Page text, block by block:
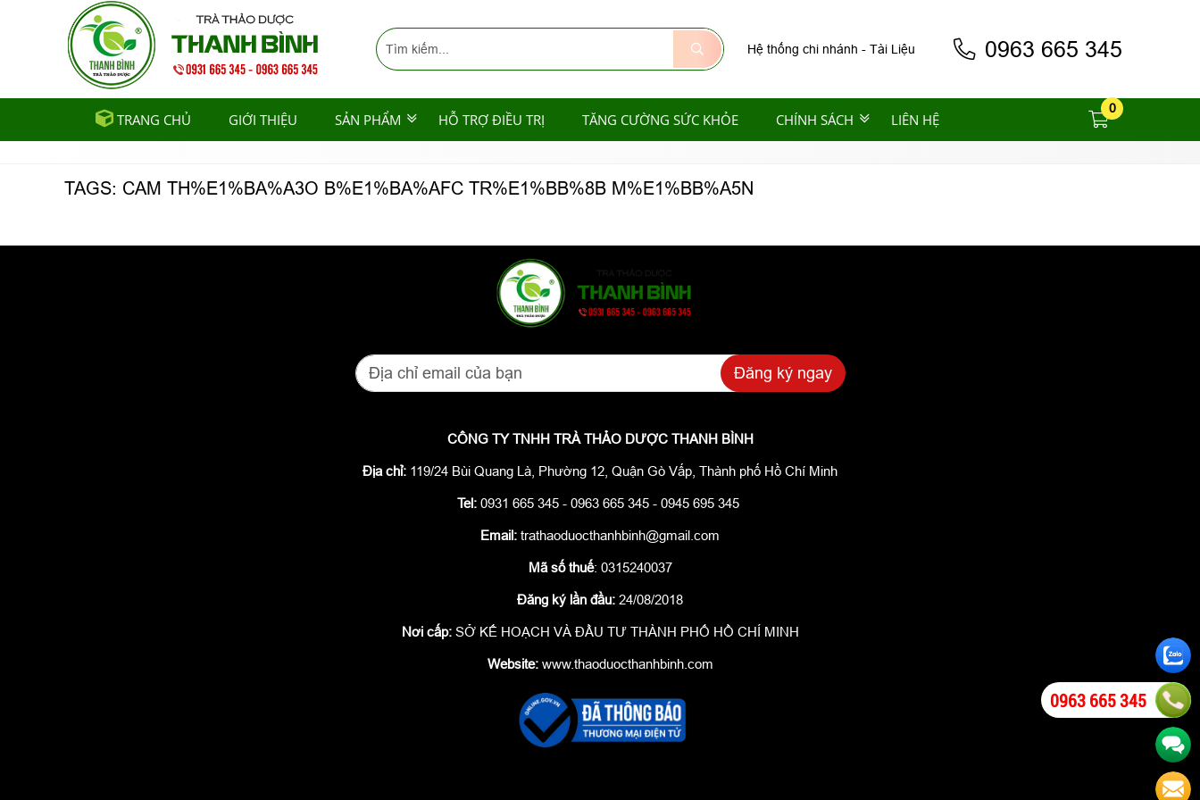
Hệ thống chi nhánh - Tài Liệu 0963 665 345
TRANG CHỦ GIỚI THIỆU SẢN PHẨM HỖ TRỢ ĐIỀU TRỊ TĂNG CƯỜNG SỨC KHỎE CHÍNH SÁCH LIÊN HỆ
0
TAGS: CAM TH%E1%BA%A3O B%E1%BA%AFC TR%E1%BB%8B M%E1%BB%A5N
Đăng ký ngay
CÔNG TY TNHH TRÀ THẢO DƯỢC THANH BÌNH
Địa chỉ: 119/24 Bùi Quang Là, Phường 12, Quận Gò Vấp, Thành phố Hồ Chí Minh
Tel: 0931 665 345 - 0963 665 345 - 0945 695 345
Email: trathaoduocthanhbinh@gmail.com
Mã số thuế: 0315240037
Đăng ký lần đầu: 24/08/2018
Nơi cấp:SỞ KẾ HOẠCH VÀ ĐẦU TƯ THÀNH PHỐ HỒ CHÍ MINH
Website:www.thaoduocthanhbinh.com
0963 665 345